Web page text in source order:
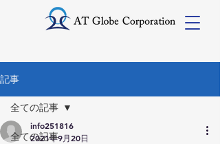
記事
全ての記事
全ての記事
info251816
2021年9月20日